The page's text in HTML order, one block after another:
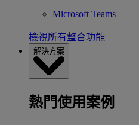
Microsoft Teams
檢視所有整合功能
解決方案
熱門使用案例